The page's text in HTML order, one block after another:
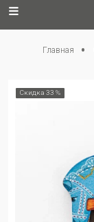
Главная
Скидка 33 %